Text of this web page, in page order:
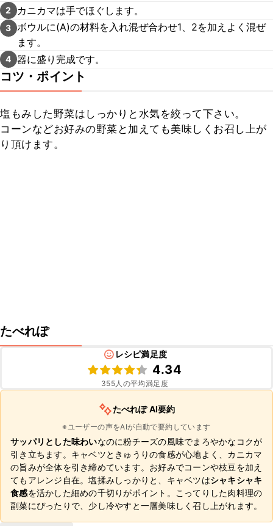
2 カニカマは手でほぐします。
3 ボウルに(A)の材料を入れ混ぜ合わせ1、2を加えよく混ぜ
ます。
4 器に盛り完成です。
コツ・ポイント
塩もみした野菜はしっかりと水気を絞って下さい。
コーンなどお好みの野菜と加えても美味しくお召し上が
り頂けます。
たべれぽ
レシピ満足度
4.34
355人の平均満足度
たべれぽ AI要約
※ユーザーの声をAIが自動で要約しています
サッパリとした味わいなのに粉チーズの風味でまろやかなコクが
引き立ちます。キャベツときゅうりの食感が心地よく、カニカマ
の旨みが全体を引き締めています。お好みでコーンや枝豆を加え
てもアレンジ自在。塩揉みしっかりと、キャベツはシャキシャキ
食感を活かした細めの千切りがポイント。こってりした肉料理の
副菜にぴったりで、少し冷やすと一層美味しく召し上がれます。